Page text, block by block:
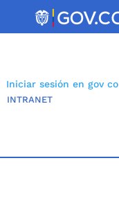
Iniciar sesión en gov co
INTRANET